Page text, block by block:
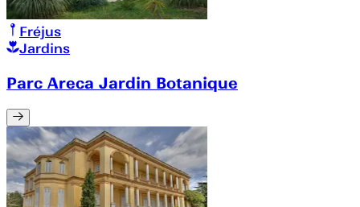
Fréjus
Jardins
Parc Areca Jardin Botanique